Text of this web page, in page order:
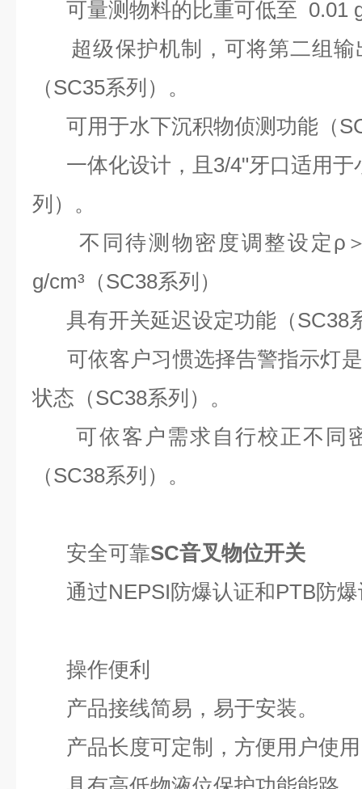
可量测物料的比重可低至 0.01
超级保护机制，可将第二组输
（SC35系列）。
可用于水下沉积物侦测功能（
一体化设计，且3/4"牙口适用于
列）。
不同待测物密度调整设定ρ
g/cm³（SC38系列）
具有开关延迟设定功能（SC38
可依客户习惯选择告警指示灯
状态（SC38系列）。
可依客户需求自行校正不同
（SC38系列）。
安全可靠SC音叉物位开关
通过NEPSI防爆认证和PTB防爆
操作便利
产品接线简易，易于安装。
产品长度可定制，方便用户使